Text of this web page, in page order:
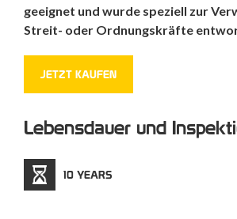
geeignet und wurde speziell zur
Streit- oder Ordnungskräfte
JETZT KAUFEN
Lebensdauer und
10 YEARS